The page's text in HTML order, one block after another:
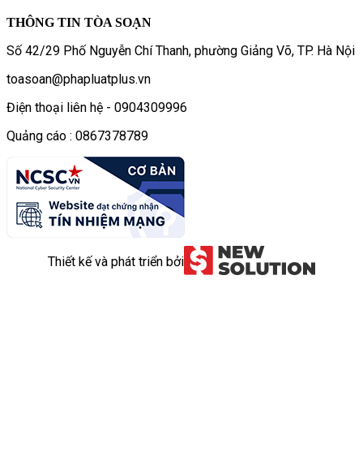
THÔNG TIN TÒA SOẠN
Số 42/29 Phố Nguyễn Chí Thanh, phường Giảng Võ, TP. Hà Nội
toasoan@phapluatplus.vn
Điện thoại liên hệ - 0904309996
Quảng cáo : 0867378789
Thiết kế và phát triển bởi